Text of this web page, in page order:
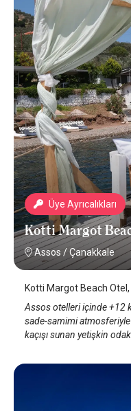
Üye Ayrıcalıkları
Kotti Margot
Assos /Çanakkale
Kotti Margot Beach
Assos otelleri içinde +12
sade-samimi atmosferiyle
kaçışı sunan yetişkin